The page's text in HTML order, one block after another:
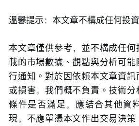
溫馨提示：本文章不構成任何投
本文章僅供參考，並不構成任
載的市場數據、觀點與分析可能
行通知。對於因依賴本文章資
或損害，我們概不負責。技術
條件是否滿足，應結合其他資
現，不應單憑本文作出交易決